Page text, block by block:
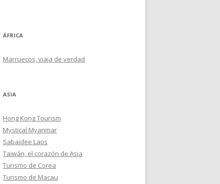
ÁFRICA
Marruecos, viaja de verdad
ASIA
Hong Kong Tourism
Mystical Myanmar
Sabaidee Laos
Taiwán, el corazón de Asia
Turismo de Corea
Turismo de Macau